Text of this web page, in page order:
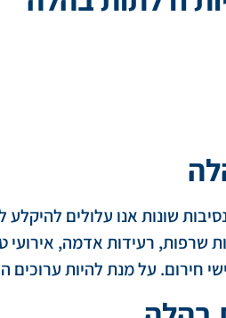
שונות אנו עלולים
שרפות, רעידות אדמה, אירועי
חירום. על מנת להיות